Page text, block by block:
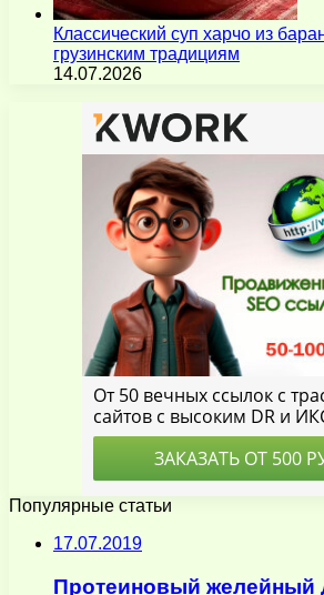
Классический суп харчо из
грузинским традициям
14.07.2026
Популярные статьи
17.07.2019
Протеиновый желейный